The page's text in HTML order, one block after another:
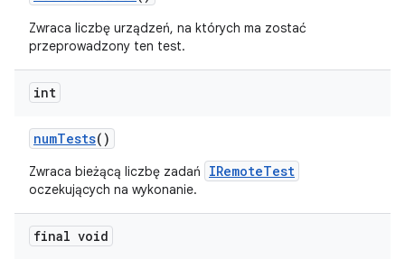
Zwraca liczbę urządzeń, na których ma zostać
przeprowadzony ten test.
int
numTests()
Zwraca bieżącą liczbę zadań IRemoteTest
oczekujących na wykonanie.
final void